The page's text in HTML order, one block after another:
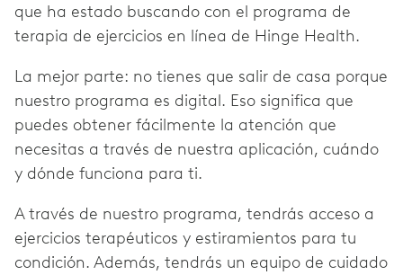
que ha estado buscando con el programa de
terapia de ejercicios en línea de Hinge Health.
La mejor parte: no tienes que salir de casa porque
nuestro programa es digital. Eso significa que
puedes obtener fácilmente la atención que
necesitas a través de nuestra aplicación, cuándo
y dónde funciona para ti.
A través de nuestro programa, tendrás acceso a
ejercicios terapéuticos y estiramientos para tu
condición. Además, tendrás un equipo de cuidado